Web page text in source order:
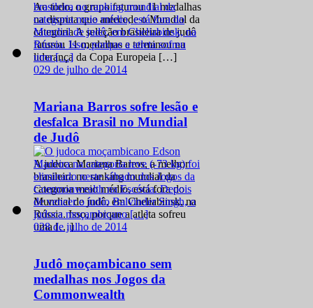
Ao todo, o grupo faturou 11 medalhas
na disputa que antecede o Mundial da
categoria A seleção brasileira de judô
faturou 11 medalhas e terminou na
liderança da Copa Europeia […]
029 de julho de 2014
Mariana Barros sofre lesão e
desfalca Brasil no Mundial
de Judô
A judoca Mariana Barros, a melhor
brasileira no ranking mundial da
categoria meio médio, está fora do
Mundial de judô, em Cheliabinsk, na
Rússia. Isso, porque a atleta sofreu
uma […]
028 de julho de 2014
Judô moçambicano sem
medalhas nos Jogos da
Commonwealth